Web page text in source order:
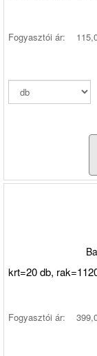
Fogyasztói ár:
krt=20 db,
Fogyasztói ár: